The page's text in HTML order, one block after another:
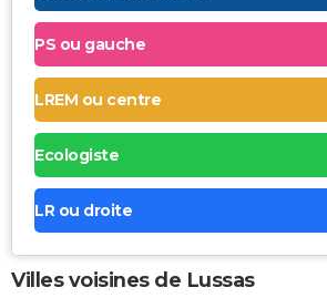
PS ou gauche
LREM ou centre
Ecologiste
LR ou droite
Villes voisines de Lussas